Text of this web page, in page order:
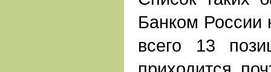
Банком России
всего 13